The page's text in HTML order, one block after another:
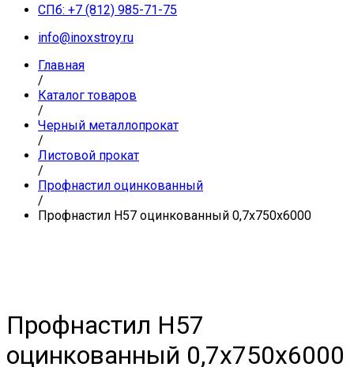
СПб: +7 (812) 985-71-75
info@inoxstroy.ru
Главная
/
Каталог товаров
/
Черный металлопрокат
/
Листовой прокат
/
Профнастил оцинкованный
/
Профнастил Н57 оцинкованный 0,7x750x6000
Профнастил Н57
оцинкованный 0,7x750x6000